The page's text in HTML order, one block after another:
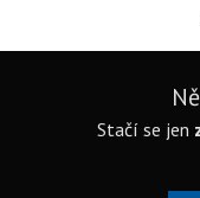
Stačí se jen